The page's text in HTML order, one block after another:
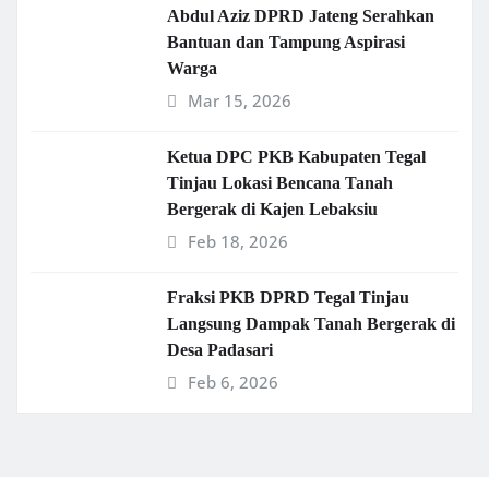
Abdul Aziz DPRD Jateng Serahkan
Bantuan dan Tampung Aspirasi
Warga
Mar 15, 2026
Ketua DPC PKB Kabupaten Tegal
Tinjau Lokasi Bencana Tanah
Bergerak di Kajen Lebaksiu
Feb 18, 2026
Fraksi PKB DPRD Tegal Tinjau
Langsung Dampak Tanah Bergerak di
Desa Padasari
Feb 6, 2026